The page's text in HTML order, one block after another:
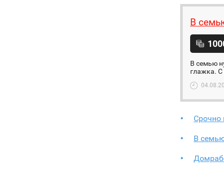
В
В семью
глажка.
Срочно
В